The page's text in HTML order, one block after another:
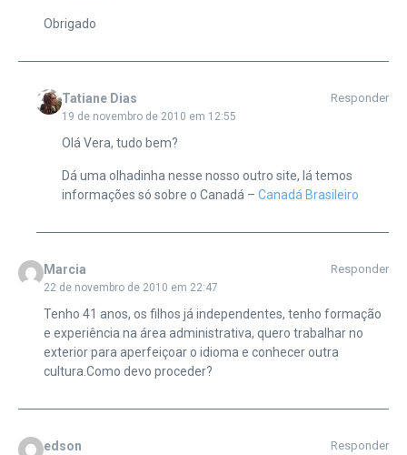
Obrigado
Tatiane Dias
19 de novembro de 2010 em 12:55
Responder
Olá Vera, tudo bem?
Dá uma olhadinha nesse nosso outro site, lá temos
informações só sobre o Canadá – Canadá Brasileiro
Marcia
22 de novembro de 2010 em 22:47
Responder
Tenho 41 anos, os filhos já independentes, tenho formação
e experiência na área administrativa, quero trabalhar no
exterior para aperfeiçoar o idioma e conhecer outra
cultura.Como devo proceder?
edson Responder